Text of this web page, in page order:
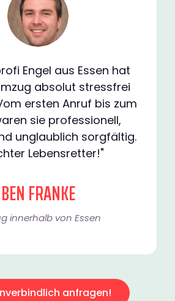
Engel aus Essen hat
absolut stressfrei
ersten Anruf bis zum
sie professionell,
unglaublich sorgfältig.
Lebensretter!"
BEN FRANKE
innerhalb von Essen​
anfragen!